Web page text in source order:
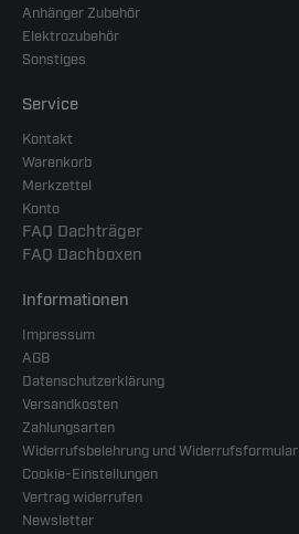
Anhänger Zubehör
Elektrozubehör
Sonstiges
Service
Kontakt
Warenkorb
Merkzettel
Konto
FAQ Dachträger
FAQ Dachboxen
Informationen
Impressum
AGB
Datenschutzerklärung
Versandkosten
Zahlungsarten
Widerrufsbelehrung und Widerrufsformular
Cookie-Einstellungen
Vertrag widerrufen
Newsletter